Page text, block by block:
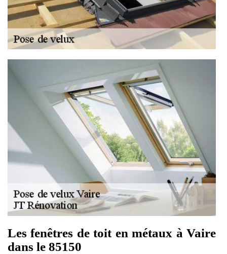
Les fenêtres de toit en métaux à Vaire
dans le 85150